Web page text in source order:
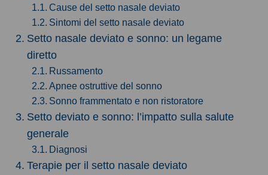
Cause del setto nasale deviato
Sintomi del setto nasale deviato
Setto nasale deviato e sonno: un legame
diretto
Russamento
Apnee ostruttive del sonno
Sonno frammentato e non ristoratore
Setto deviato e sonno: l’impatto sulla salute
generale
Diagnosi
Terapie per il setto nasale deviato